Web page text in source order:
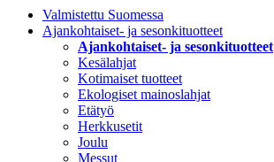
Valmistettu Suomessa
Ajankohtaiset- ja sesonkituotteet
Ajankohtaiset- ja sesonkituotteet
Kesälahjat
Kotimaiset tuotteet
Ekologiset mainoslahjat
Etätyö
Herkkusetit
Joulu
Messut